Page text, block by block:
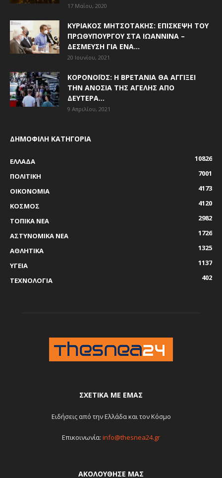
17 Μαΐου, 2020
ΚΥΡΙΆΚΟΣ ΜΗΤΣΟΤΆΚΗΣ: ΕΠΊΣΚΕΨΗ ΤΟΥ
ΠΡΩΘΥΠΟΥΡΓΟΎ ΣΤΑ ΙΩΆΝΝΙΝΑ –
ΔΈΣΜΕΥΣΗ ΓΙΑ ΈΝΑ...
20 Ιουνίου, 2021
ΚΟΡΟΝΟΪΌΣ: Η ΒΡΕΤΑΝΊΑ ΘΑ ΑΓΓΊΞΕΙ
ΤΗΝ ΑΝΟΣΊΑ ΤΗΣ ΑΓΈΛΗΣ ΑΠΌ
ΔΕΥΤΈΡΑ...
9 Απριλίου, 2021
ΔΗΜΟΦΙΛΗ ΚΑΤΗΓΟΡΙΑ
ΕΛΛΑΔΑ
10826
ΠΟΛΙΤΙΚΗ
7001
ΟΙΚΟΝΟΜΙΑ
4173
ΚΟΣΜΟΣ
4120
ΤΟΠΙΚΑ ΝΕΑ
2982
ΑΣΤΥΝΟΜΙΚΑ ΝΕΑ
1726
ΑΘΛΗΤΙΚΑ
1325
ΥΓΕΙΑ
1137
ΤΕΧΝΟΛΟΓΙΑ
402
ΣΧΕΤΙΚΆ ΜΕ ΕΜΆΣ
Ειδήσεις από την Ελλάδα και τον Κόσμο
Επικοινωνία: info@thesnea24.gr
ΑΚΟΛΟΥΘΗΣΕ ΜΑΣ